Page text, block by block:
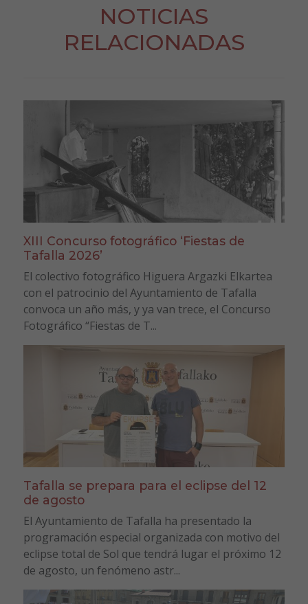
NOTICIAS
RELACIONADAS
XIII Concurso fotográfico ‘Fiestas de
Tafalla 2026’
El colectivo fotográfico Higuera Argazki Elkartea
con el patrocinio del Ayuntamiento de Tafalla
convoca un año más, y ya van trece, el Concurso
Fotográfico “Fiestas de T...
Tafalla se prepara para el eclipse del 12
de agosto
El Ayuntamiento de Tafalla ha presentado la
programación especial organizada con motivo del
eclipse total de Sol que tendrá lugar el próximo 12
de agosto, un fenómeno astr...